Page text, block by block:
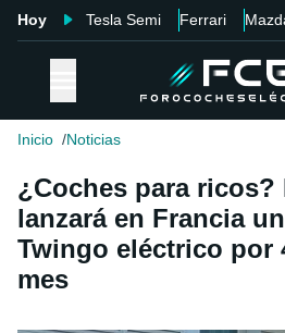
Hoy Tesla Semi Ferrari
Inicio Noticias
¿Coches para ricos?
lanzará en Francia
Twingo eléctrico por
mes